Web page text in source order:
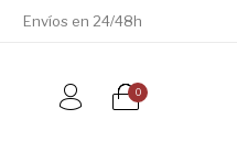
Envíos en 24/48h
0